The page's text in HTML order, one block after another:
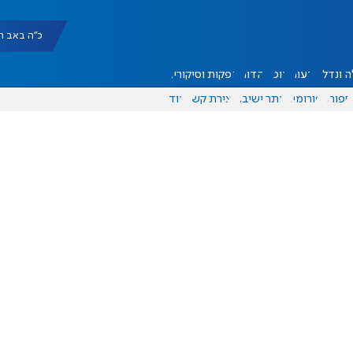
כ"ה באב תשפ"ו
ונדל"ן דעות אוכל יהדות הפקות וסיקורים
ספורט פורומים אתר ישיבה יצירת קשר עוד